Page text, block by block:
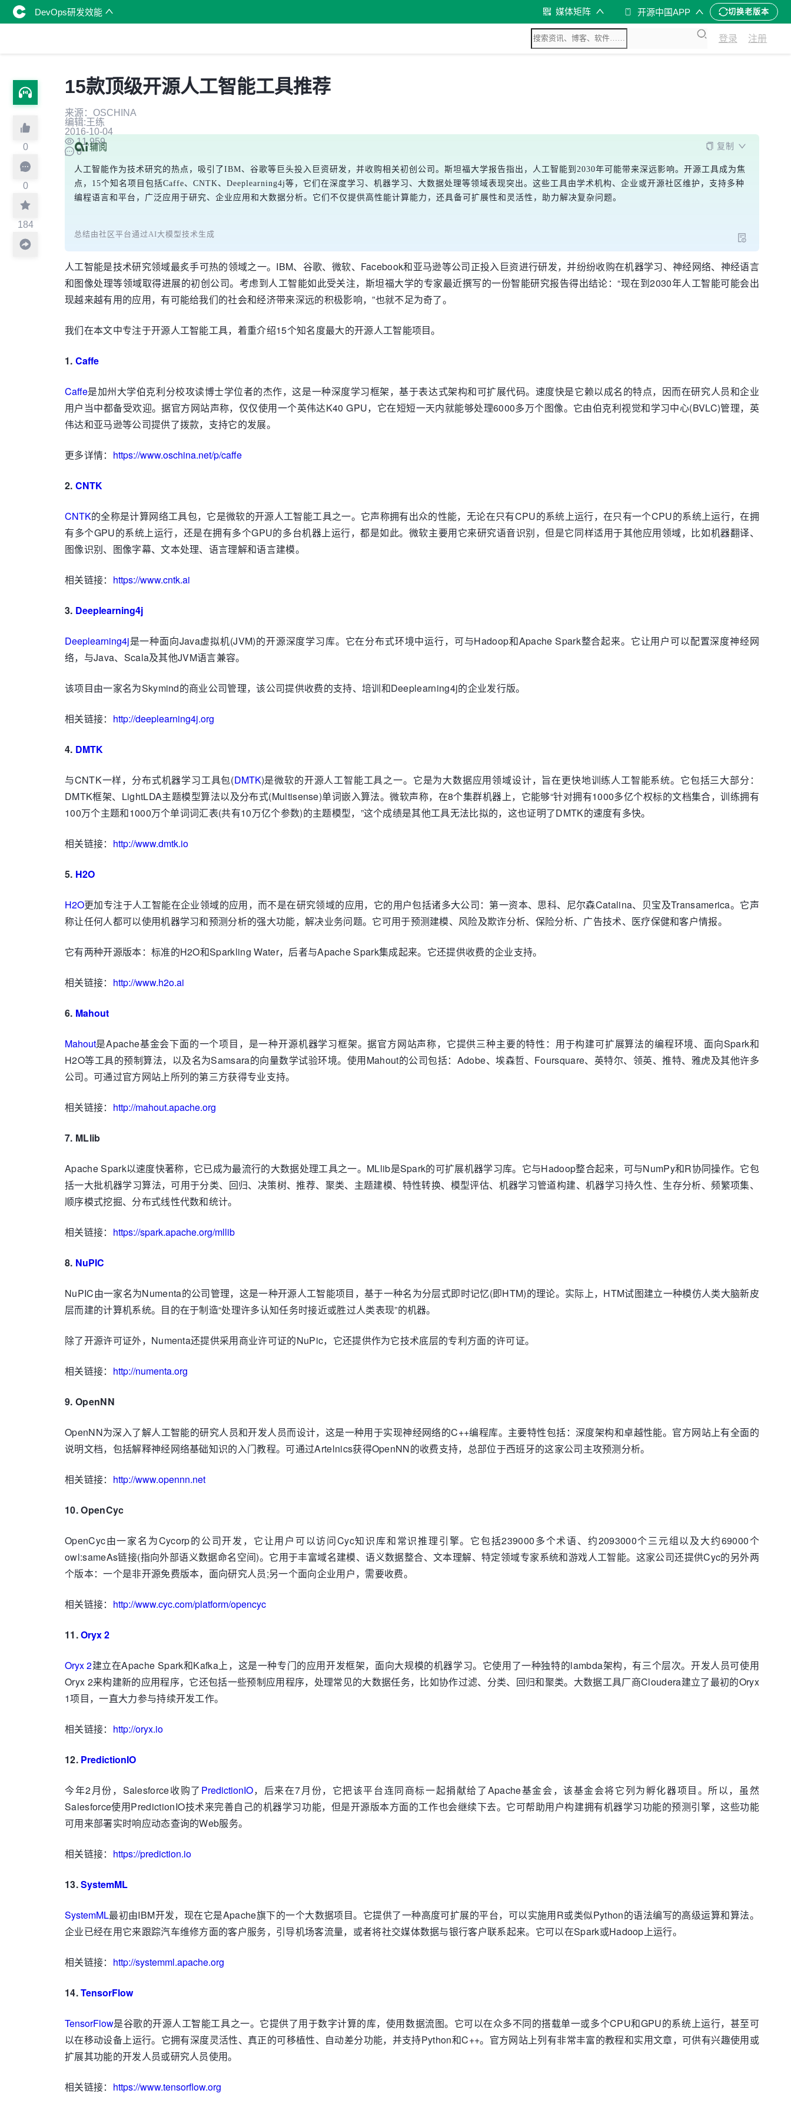
DevOps研发效能 媒体矩阵 开源中国APP 切换老版本
登录 注册
0
0
184
15款顶级开源人工智能工具推荐
来源：OSCHINA
编辑:王练
2016-10-04
11,959
0
复制
人工智能作为技术研究的热点，吸引了IBM、谷歌等巨头投入巨资研发，并收购相关初创公司。斯坦福大学报告指出，人工智能到2030年可能带来深远影响。开源工具成为焦
点，15个知名项目包括Caffe、CNTK、Deeplearning4j等，它们在深度学习、机器学习、大数据处理等领域表现突出。这些工具由学术机构、企业或开源社区维护，支持多种
编程语言和平台，广泛应用于研究、企业应用和大数据分析。它们不仅提供高性能计算能力，还具备可扩展性和灵活性，助力解决复杂问题。
总结由社区平台通过AI大模型技术生成
人工智能是技术研究领域最炙手可热的领域之一。IBM、谷歌、微软、Facebook和亚马逊等公司正投入巨资进行研发，并纷纷收购在机器学习、神经网络、神经语言
和图像处理等领域取得进展的初创公司。考虑到人工智能如此受关注，斯坦福大学的专家最近撰写的一份智能研究报告得出结论：“现在到2030年人工智能可能会出
现越来越有用的应用，有可能给我们的社会和经济带来深远的积极影响，”也就不足为奇了。
我们在本文中专注于开源人工智能工具，着重介绍15个知名度最大的开源人工智能项目。
1. Caffe
Caffe是加州大学伯克利分校攻读博士学位者的杰作，这是一种深度学习框架，基于表达式架构和可扩展代码。速度快是它赖以成名的特点，因而在研究人员和企业
用户当中都备受欢迎。据官方网站声称，仅仅使用一个英伟达K40 GPU，它在短短一天内就能够处理6000多万个图像。它由伯克利视觉和学习中心(BVLC)管理，英
伟达和亚马逊等公司提供了拨款，支持它的发展。
更多详情： https://www.oschina.net/p/caffe
2. CNTK
CNTK的全称是计算网络工具包，它是微软的开源人工智能工具之一。它声称拥有出众的性能，无论在只有CPU的系统上运行，在只有一个CPU的系统上运行，在拥
有多个GPU的系统上运行，还是在拥有多个GPU的多台机器上运行，都是如此。微软主要用它来研究语音识别，但是它同样适用于其他应用领域，比如机器翻译、
图像识别、图像字幕、文本处理、语言理解和语言建模。
相关链接： https://www.cntk.ai
3. Deeplearning4j
Deeplearning4j是一种面向Java虚拟机(JVM)的开源深度学习库。它在分布式环境中运行，可与Hadoop和Apache Spark整合起来。它让用户可以配置深度神经网
络，与Java、Scala及其他JVM语言兼容。
该项目由一家名为Skymind的商业公司管理，该公司提供收费的支持、培训和Deeplearning4j的企业发行版。
相关链接： http://deeplearning4j.org
4. DMTK
与CNTK一样，分布式机器学习工具包(DMTK)是微软的开源人工智能工具之一。它是为大数据应用领域设计，旨在更快地训练人工智能系统。它包括三大部分：
DMTK框架、LightLDA主题模型算法以及分布式(Multisense)单词嵌入算法。微软声称，在8个集群机器上，它能够“针对拥有1000多亿个权标的文档集合，训练拥有
100万个主题和1000万个单词词汇表(共有10万亿个参数)的主题模型，”这个成绩是其他工具无法比拟的，这也证明了DMTK的速度有多快。
相关链接： http://www.dmtk.io
5. H2O
H2O更加专注于人工智能在企业领域的应用，而不是在研究领域的应用，它的用户包括诸多大公司：第一资本、思科、尼尔森Catalina、贝宝及Transamerica。它声
称让任何人都可以使用机器学习和预测分析的强大功能，解决业务问题。它可用于预测建模、风险及欺诈分析、保险分析、广告技术、医疗保健和客户情报。
它有两种开源版本：标准的H2O和Sparkling Water，后者与Apache Spark集成起来。它还提供收费的企业支持。
相关链接： http://www.h2o.ai
6. Mahout
Mahout是Apache基金会下面的一个项目，是一种开源机器学习框架。据官方网站声称，它提供三种主要的特性：用于构建可扩展算法的编程环境、面向Spark和
H2O等工具的预制算法，以及名为Samsara的向量数学试验环境。使用Mahout的公司包括：Adobe、埃森哲、Foursquare、英特尔、领英、推特、雅虎及其他许多
公司。可通过官方网站上所列的第三方获得专业支持。
相关链接： http://mahout.apache.org
7. MLlib
Apache Spark以速度快著称，它已成为最流行的大数据处理工具之一。MLlib是Spark的可扩展机器学习库。它与Hadoop整合起来，可与NumPy和R协同操作。它包
括一大批机器学习算法，可用于分类、回归、决策树、推荐、聚类、主题建模、特性转换、模型评估、机器学习管道构建、机器学习持久性、生存分析、频繁项集、
顺序模式挖掘、分布式线性代数和统计。
相关链接： https://spark.apache.org/mllib
8. NuPIC
NuPIC由一家名为Numenta的公司管理，这是一种开源人工智能项目，基于一种名为分层式即时记忆(即HTM)的理论。实际上，HTM试图建立一种模仿人类大脑新皮
层而建的计算机系统。目的在于制造“处理许多认知任务时接近或胜过人类表现”的机器。
除了开源许可证外，Numenta还提供采用商业许可证的NuPic，它还提供作为它技术底层的专利方面的许可证。
相关链接： http://numenta.org
9. OpenNN
OpenNN为深入了解人工智能的研究人员和开发人员而设计，这是一种用于实现神经网络的C++编程库。主要特性包括：深度架构和卓越性能。官方网站上有全面的
说明文档，包括解释神经网络基础知识的入门教程。可通过Artelnics获得OpenNN的收费支持，总部位于西班牙的这家公司主攻预测分析。
相关链接： http://www.opennn.net
10. OpenCyc
OpenCyc由一家名为Cycorp的公司开发，它让用户可以访问Cyc知识库和常识推理引擎。它包括239000多个术语、约2093000个三元组以及大约69000个
owl:sameAs链接(指向外部语义数据命名空间)。它用于丰富域名建模、语义数据整合、文本理解、特定领域专家系统和游戏人工智能。这家公司还提供Cyc的另外两
个版本：一个是非开源免费版本，面向研究人员;另一个面向企业用户，需要收费。
相关链接： http://www.cyc.com/platform/opencyc
11.Oryx 2
Oryx 2建立在Apache Spark和Kafka上，这是一种专门的应用开发框架，面向大规模的机器学习。它使用了一种独特的lambda架构，有三个层次。开发人员可使用
Oryx 2来构建新的应用程序，它还包括一些预制应用程序，处理常见的大数据任务，比如协作过滤、分类、回归和聚类。大数据工具厂商Cloudera建立了最初的Oryx
1项目，一直大力参与持续开发工作。
相关链接： http://oryx.io
12. PredictionIO
今年2月份，Salesforce收购了 PredictionIO，后来在7月份，它把该平台连同商标一起捐献给了Apache基金会，该基金会将它列为孵化器项目。所以，虽然
Salesforce使用PredictionIO技术来完善自己的机器学习功能，但是开源版本方面的工作也会继续下去。它可帮助用户构建拥有机器学习功能的预测引擎，这些功能
可用来部署实时响应动态查询的Web服务。
相关链接： https://prediction.io
13.SystemML
SystemML最初由IBM开发，现在它是Apache旗下的一个大数据项目。它提供了一种高度可扩展的平台，可以实施用R或类似Python的语法编写的高级运算和算法。
企业已经在用它来跟踪汽车维修方面的客户服务，引导机场客流量，或者将社交媒体数据与银行客户联系起来。它可以在Spark或Hadoop上运行。
相关链接： http://systemml.apache.org
14.TensorFlow
TensorFlow是谷歌的开源人工智能工具之一。它提供了用于数字计算的库，使用数据流图。它可以在众多不同的搭载单一或多个CPU和GPU的系统上运行，甚至可
以在移动设备上运行。它拥有深度灵活性、真正的可移植性、自动差分功能，并支持Python和C++。官方网站上列有非常丰富的教程和实用文章，可供有兴趣使用或
扩展其功能的开发人员或研究人员使用。
相关链接： https://www.tensorflow.org